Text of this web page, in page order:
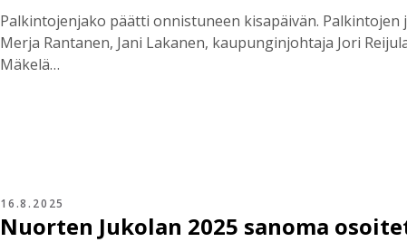
Palkintojenjako päätti onnistuneen kisapäivän. Palkintojen
Merja Rantanen, Jani Lakanen, kaupunginjohtaja Jori
Mäkelä…
16.8.2025
Nuorten Jukolan 2025 sanoma